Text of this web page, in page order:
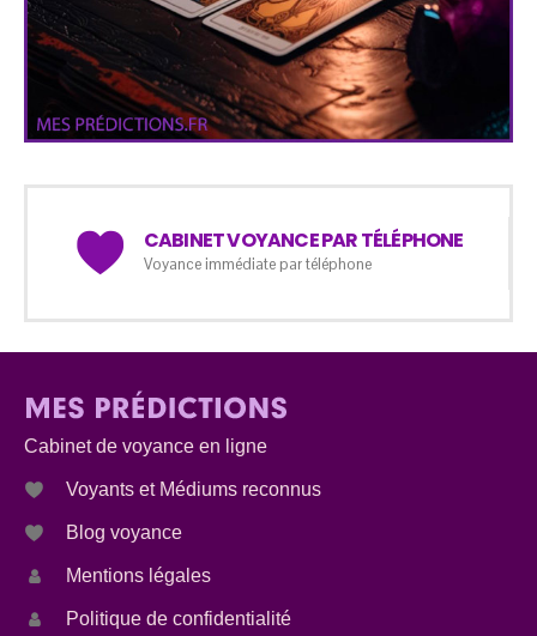
CABINET VOYANCE PAR TÉLÉPHONE
Voyance immédiate par téléphone
Cabinet de voyance en ligne
Voyants et Médiums reconnus
Blog voyance
Mentions légales
Politique de confidentialité